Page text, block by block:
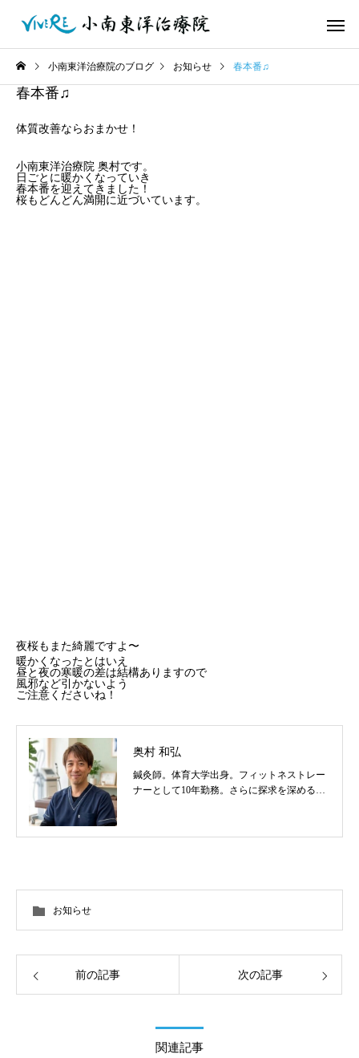
小南東洋治療院のブログ お知らせ 春本番♫
春本番♫
体質改善ならおまかせ！
小南東洋治療院 奥村です。
日ごとに暖かくなっていき
春本番を迎えてきました！
桜もどんどん満開に近づいています。
夜桜もまた綺麗ですよ〜
暖かくなったとはいえ
昼と夜の寒暖の差は結構ありますので
風邪など引かないよう
ご注意くださいね！
奥村 和弘
鍼灸師。体育大学出身。フィットネストレー
ナーとして10年勤務。さらに探求を深めるべ
の他顔鍼など様々な症状の施術に日々、奔走
お知らせ
前の記事 次の記事
関連記事